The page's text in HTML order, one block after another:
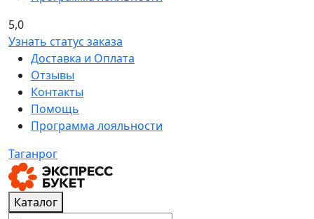
5,0
Узнать статус заказа
Доставка и Оплата
Отзывы
Контакты
Помощь
Программа лояльности
Таганрог
Каталог